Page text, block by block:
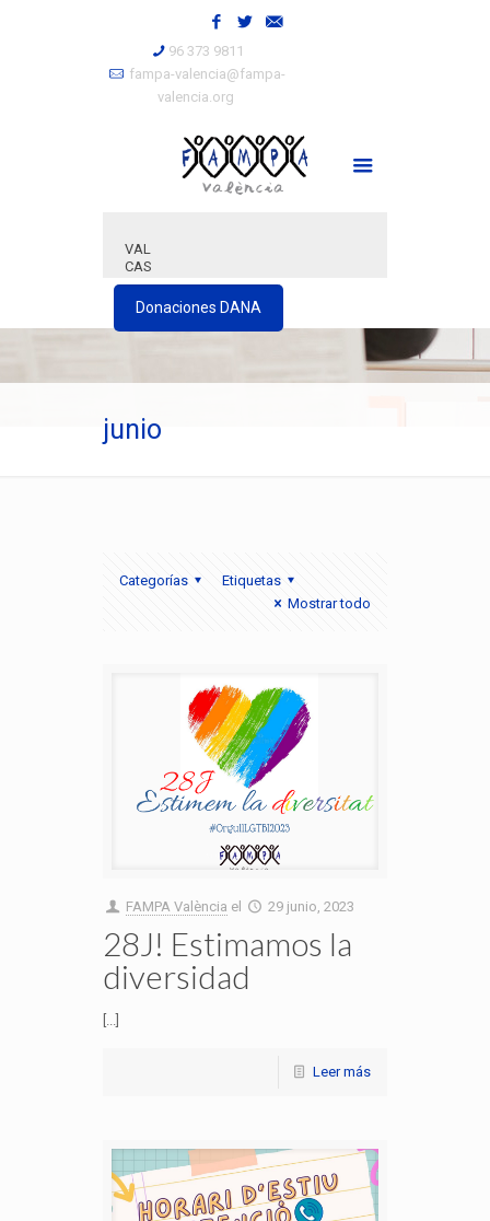
96 373 9811
fampa-valencia@fampa-
valencia.org
VAL
CAS
Donaciones DANA
junio
Categorías
Etiquetas
Mostrar todo
FAMPA València el 29 junio, 2023
28J! Estimamos la
diversidad
[...]
Leer más